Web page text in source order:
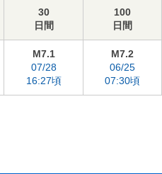
30
日間
100
日間
M7.1
07/28
16:27頃
M7.2
06/25
07:30頃